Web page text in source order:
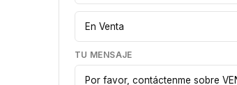
TU MENSAJE